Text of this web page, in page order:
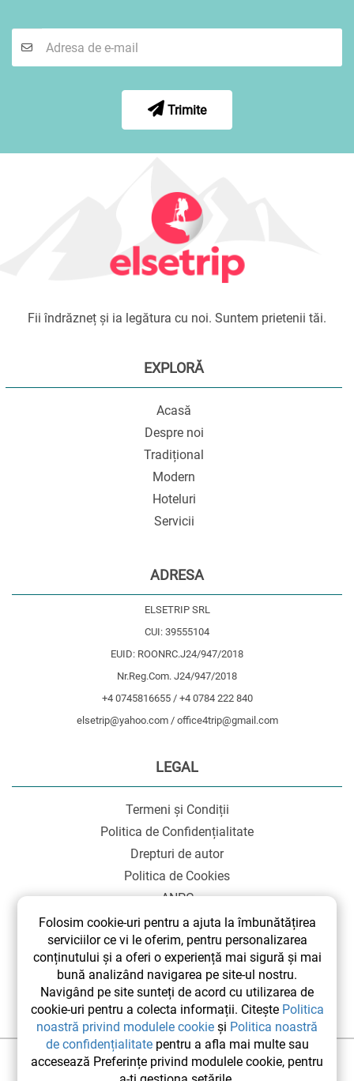
Trimite
Fii îndrăzneț și ia legătura cu noi. Suntem prietenii tăi.
EXPLORĂ
Acasă
Despre noi
Tradițional
Modern
Hoteluri
Servicii
ADRESA
ELSETRIP SRL
CUI: 39555104
EUID: ROONRC.J24/947/2018
Nr.Reg.Com. J24/947/2018
+4 0745816655 / +4 0784 222 840
elsetrip@yahoo.com / office4trip@gmail.com
LEGAL
Termeni și Condiții
Politica de Confidențialitate
Drepturi de autor
Politica de Cookies
ANPC
SOL
©2026 elsetrip.com Toate drepturile rezervate.
Folosim cookie-uri pentru a ajuta la îmbunătățirea
serviciilor ce vi le oferim, pentru personalizarea
conținutului și a oferi o experiență mai sigură și mai
bună analizând navigarea pe site-ul nostru.
Navigând pe site sunteți de acord cu utilizarea de
cookie-uri pentru a colecta informații. Citește Politica
noastră privind modulele cookie și Politica noastră
de confidențialitatepentru a afla mai multe sau
accesează Preferințe privind modulele cookie, pentru